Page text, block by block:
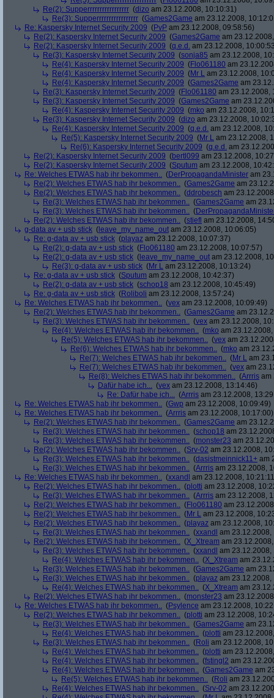
Re(2): Supperrrrrrrrrrrrrrrrr (dizo am 23.12.2008, 10:10:31)
Re(3): Supperrrrrrrrrrrrrrrrr (Games2Game am 23.12.2008,
Re: Kaspersky Internet Security 2009 (PvP am 23.12.2008, 09:58:56)
Re(2): Kaspersky Internet Security 2009 (Games2Game am
Re(2): Kaspersky Internet Security 2009 (q.e.d. am 23.12.2008,
Re(3): Kaspersky Internet Security 2009 (sonja85 am 23.12.2008,
Re(4): Kaspersky Internet Security 2009 (Flo061180 am
Re(4): Kaspersky Internet Security 2009 (Mr L am 23.12.2008,
Re(4): Kaspersky Internet Security 2009 (Games2Game am
Re(3): Kaspersky Internet Security 2009 (Flo061180 am 23.12.2008,
Re(3): Kaspersky Internet Security 2009 (Games2Game am
Re(4): Kaspersky Internet Security 2009 (mko am 23.12.2008,
Re(3): Kaspersky Internet Security 2009 (dizo am 23.12.2008,
Re(4): Kaspersky Internet Security 2009 (q.e.d. am 23.12.2008,
Re(5): Kaspersky Internet Security 2009 (Mr L am 23.12.2008,
Re(6): Kaspersky Internet Security 2009 (q.e.d. am
Re(2): Kaspersky Internet Security 2009 (bertl099 am 23.12.2008,
Re(2): Kaspersky Internet Security 2009 (Sputum am 23.12.2008,
Re: Welches ETWAS hab ihr bekommen.. (DerPropagandaMinister am
Re(2): Welches ETWAS hab ihr bekommen.. (Games2Game am
Re(2): Welches ETWAS hab ihr bekommen.. (ddrobesch am
Re(3): Welches ETWAS hab ihr bekommen.. (Games2Game am
Re(3): Welches ETWAS hab ihr bekommen.. (
Re(2): Welches ETWAS hab ihr bekommen.. (stiefl am 23.12.2008,
g-data av + usb stick ( leave_my_name_out am 23.12.2008, 10:06:05)
Re: g-data av + usb stick (playaz am 23.12.2008, 10:07:37)
Re(2): g-data av + usb stick (Flo061180 am 23.12.2008, 10:07:57)
Re(2): g-data av + usb stick ( leave_my_name_out am 23.12.2008,
Re(3): g-data av + usb stick (Mr L am 23.12.2008, 10:13:24)
Re: g-data av + usb stick (Sputum am 23.12.2008, 10:42:37)
Re(2): g-data av + usb stick (schop18 am 23.12.2008, 10:45:49)
Re: g-data av + usb stick (Roliboli am 23.12.2008, 13:57:24)
Re: Welches ETWAS hab ihr bekommen.. (vex am 23.12.2008, 10:09:49)
Re(2): Welches ETWAS hab ihr bekommen.. (Games2Game am
Re(3): Welches ETWAS hab ihr bekommen.. (vex am 23.12.2008,
Re(4): Welches ETWAS hab ihr bekommen.. (mko am
Re(5): Welches ETWAS hab ihr bekommen.. (vex am
Re(6): Welches ETWAS hab ihr bekommen.. (mko am
Re(7): Welches ETWAS hab ihr bekommen.. (Mr L am
Re(7): Welches ETWAS hab ihr bekommen.. (vex am
Re(8): Welches ETWAS hab ihr bekommen.. (Arrris am
Dafür habe ich... (vex am 23.12.2008, 13:14:46)
Re: Dafür habe ich... (Arrris am 23.12.2008,
Re: Welches ETWAS hab ihr bekommen.. (Gwp am 23.12.2008, 10:09:49)
Re: Welches ETWAS hab ihr bekommen.. (Arrris am 23.12.2008, 10:17:00)
Re(2): Welches ETWAS hab ihr bekommen.. (Games2Game am
Re(3): Welches ETWAS hab ihr bekommen.. (schop18 am
Re(3): Welches ETWAS hab ihr bekommen.. (monster23 am
Re(2): Welches ETWAS hab ihr bekommen.. (Srv-02 am 23.12.2008,
Re(3): Welches ETWAS hab ihr bekommen.. (dasistmeinnick11+ am
Re(3): Welches ETWAS hab ihr bekommen.. (Arrris am 23.12.2008,
Re: Welches ETWAS hab ihr bekommen.. (xxandl am 23.12.2008,
Re(2): Welches ETWAS hab ihr bekommen.. (plotti am 23.12.2008,
Re(3): Welches ETWAS hab ihr bekommen.. (Arrris am 23.12.2008,
Re(2): Welches ETWAS hab ihr bekommen.. (Flo061180 am
Re(2): Welches ETWAS hab ihr bekommen.. (Mr L am 23.12.2008,
Re(2): Welches ETWAS hab ihr bekommen.. (playaz am 23.12.2008,
Re(3): Welches ETWAS hab ihr bekommen.. (xxandl am 23.12.2008,
Re(2): Welches ETWAS hab ihr bekommen.. (X_Xtream am
Re(3): Welches ETWAS hab ihr bekommen.. (xxandl am 23.12.2008,
Re(4): Welches ETWAS hab ihr bekommen.. (X_Xtream am
Re(3): Welches ETWAS hab ihr bekommen.. (Games2Game am
Re(3): Welches ETWAS hab ihr bekommen.. (playaz am 23.12.2008,
Re(4): Welches ETWAS hab ihr bekommen.. (X_Xtream am
Re(2): Welches ETWAS hab ihr bekommen.. (monster23 am
Re: Welches ETWAS hab ihr bekommen.. (Psylence am 23.12.2008,
Re(2): Welches ETWAS hab ihr bekommen.. (plotti am 23.12.2008,
Re(3): Welches ETWAS hab ihr bekommen.. (Games2Game am
Re(4): Welches ETWAS hab ihr bekommen.. (plotti am
Re(3): Welches ETWAS hab ihr bekommen.. (Roli am 23.12.2008,
Re(4): Welches ETWAS hab ihr bekommen.. (plotti am
Re(4): Welches ETWAS hab ihr bekommen.. (fstingl2 am
Re(4): Welches ETWAS hab ihr bekommen.. (Games2Game am
Re(5): Welches ETWAS hab ihr bekommen.. (Roli am
Re(4): Welches ETWAS hab ihr bekommen.. (Srv-02 am